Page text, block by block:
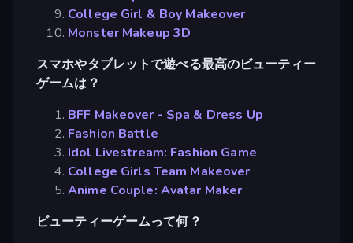
College Girl & Boy Makeover
Monster Makeup 3D
スマホやタブレットで遊べる最高のビューティー
ゲームは？
BFF Makeover - Spa & Dress Up
Fashion Battle
Idol Livestream: Fashion Game
College Girls Team Makeover
Anime Couple: Avatar Maker
ビューティーゲームって何？